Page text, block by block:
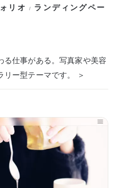
リオ / ランディングペー
る仕事がある。写真家や美容
ー型テーマです。 ＞